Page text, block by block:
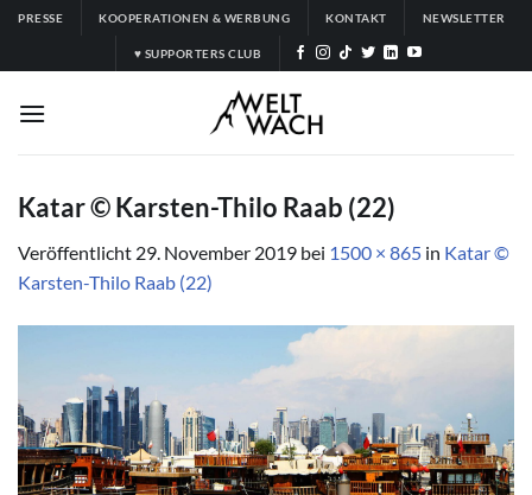
Zum
springen
PRESSE KOOPERATIONEN & WERBUNG KONTAKT NEWSLETTER
♥ SUPPORTERS CLUB
Katar © Karsten-Thilo Raab (22)
Veröffentlicht 29. November 2019 bei 1500 × 865 in Katar ©
Karsten-Thilo Raab (22)